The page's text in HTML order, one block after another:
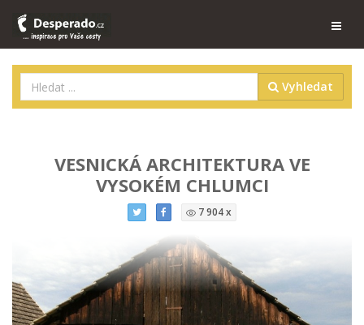
Vyhledat
VESNICKÁ ARCHITEKTURA VE
VYSOKÉM CHLUMCI
7 904 x